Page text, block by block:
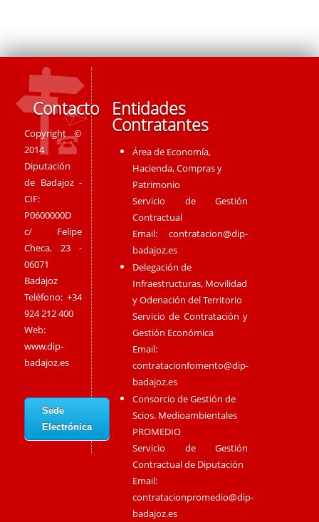
Contacto
Copyright ©
2014
Diputación
de Badajoz -
CIF:
P0600000D
c/ Felipe
Checa, 23 -
06071
Badajoz
Teléfono: +34
924 212 400
Web:
www.dip-
badajoz.es
Sede
Electrónica
Entidades
Contratantes
Área de Economía,
Hacienda, Compras y
Patrimonio
Servicio de Gestión
Contractual
Email:contratacion@dip-
badajoz.es
Delegación de
Infraestructuras, Movilidad
y Odenación del Territorio
Servicio de Contratación y
Gestión Económica
Email:
contratacionfomento@dip-
badajoz.es
Consorcio de Gestión de
Scios. Medioambientales
PROMEDIO
Servicio de Gestión
Contractual de Diputación
Email:
contratacionpromedio@dip-
badajoz.es